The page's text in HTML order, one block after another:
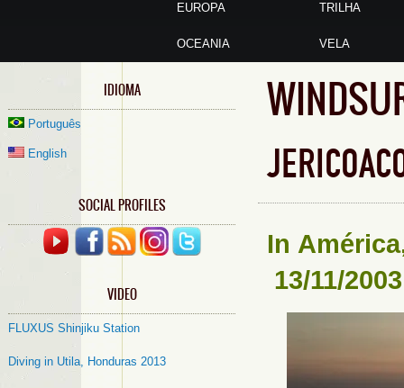
EUROPA
OCEANIA
TRILHA
VELA
IDIOMA
Português
English
SOCIAL PROFILES
VIDEO
FLUXUS Shinjiku Station
Diving in Utila, Honduras 2013
In América
13/11/2003